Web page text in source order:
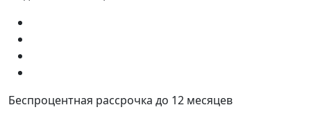
Беспроцентная рассрочка до 12 месяцев